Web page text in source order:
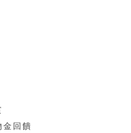
回饋